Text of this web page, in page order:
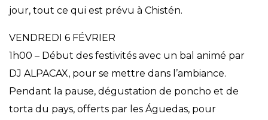
jour, tout ce qui est prévu à Chistén.
VENDREDI 6 FÉVRIER
1h00 – Début des festivités avec un bal animé par
DJ ALPACAX, pour se mettre dans l’ambiance.
Pendant la pause, dégustation de poncho et de
torta du pays, offerts par les Águedas, pour